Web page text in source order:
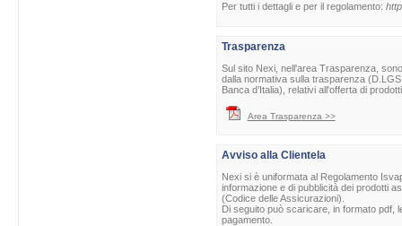
Per tutti i dettagli e per il regolamento:
Trasparenza
Sul sito Nexi, nell'area Trasparenza,
dalla normativa sulla trasparenza
Banca d’Italia), relativi all'offerta di
Area Trasparenza >>
Avviso alla Clientela
Nexi si è uniformata al Regolamento
informazione e di pubblicità dei prodotti
(Codice delle Assicurazioni).
Di seguito può scaricare, in formato pdf,
pagamento.